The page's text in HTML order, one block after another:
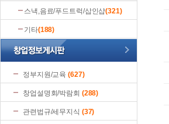
스낵,음료/푸드트럭/삽인샵(321)
기타(188)
정부지원/교육 (627)
창업설명회/박람회 (288)
관련법규/세무지식 (37)